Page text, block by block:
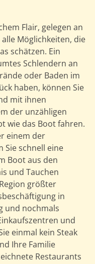
Flair, gelegen an
Möglichkeiten, die
schätzen. Ein
Schlendern an
oder Baden im
haben, können Sie
mit ihnen
der unzähligen
wie das Boot fahren.
einem der
Sie schnell eine
Boot aus den
und Tauchen
größter
in
und nochmals
und
einmal kein Steak
Ihre Familie
Restaurants